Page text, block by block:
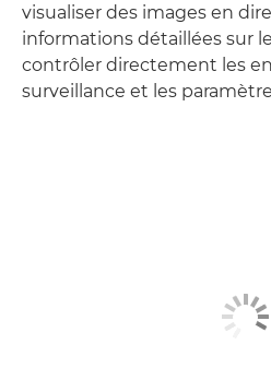
visualiser des images en
informations détaillées sur
contrôler directement les
surveillance et les